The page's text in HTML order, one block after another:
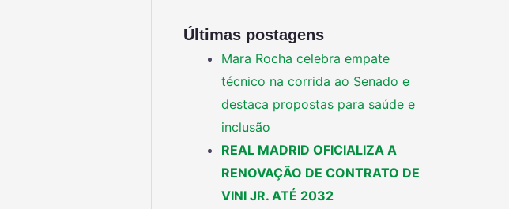
Últimas postagens
Mara Rocha celebra empate
técnico na corrida ao Senado e
destaca propostas para saúde e
inclusão
REAL MADRID OFICIALIZA A
RENOVAÇÃO DE CONTRATO DE
VINI JR. ATÉ 2032